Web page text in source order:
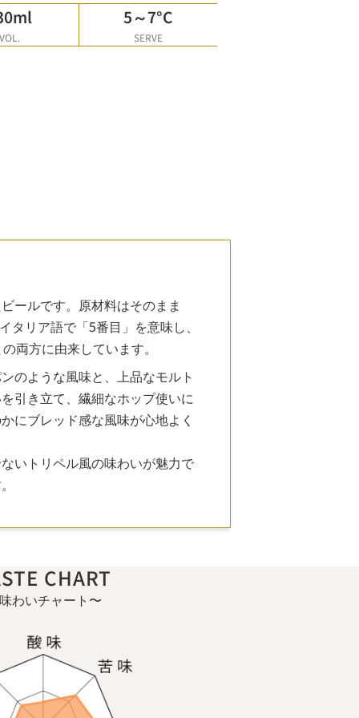
5～7°C
SERVE
ールです。原材料はそのまま
リア語で「5番目」を意味し、
両方に由来しています。
のような風味と、上品なモルト
引き立て、繊細なホップ使いに
にブレッド感な風味が心地よく
いトリペル風の味わいが魅力で
CHART
わいチャート〜